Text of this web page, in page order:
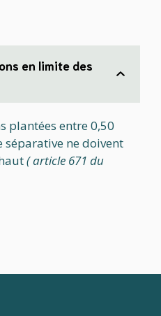
en limite des
plantées entre 0,50
séparative ne doivent
( article 671 du